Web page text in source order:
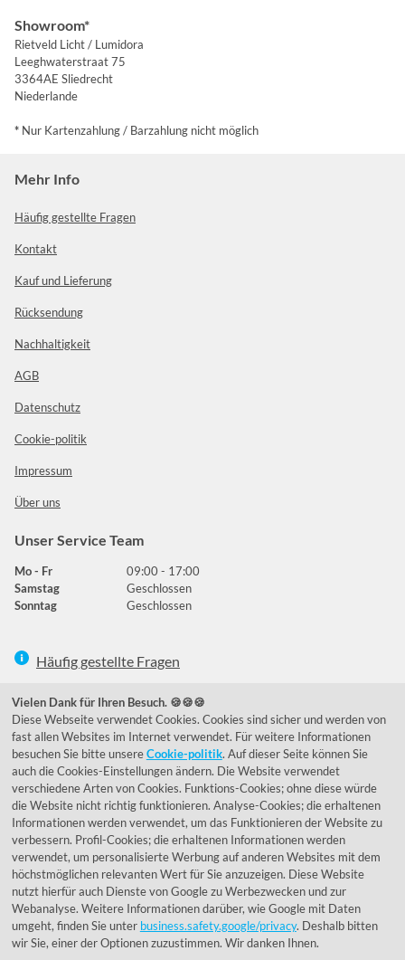
Showroom*
Rietveld Licht / Lumidora
Leeghwaterstraat 75
3364AE Sliedrecht
Niederlande
* Nur Kartenzahlung / Barzahlung nicht möglich
Mehr Info
Häufig gestellte Fragen
Kontakt
Kauf und Lieferung
Rücksendung
Nachhaltigkeit
AGB
Datenschutz
Cookie-politik
Impressum
Über uns
Unser Service Team
Mo - Fr
09:00 - 17:00
Samstag
Geschlossen
Sonntag
Geschlossen
Häufig gestellte Fragen
039292 - 678215
de@lumidora.com
FacebookInstagram
Kundenmeinungen
Exzellent - eKomi.de
Vielen Dank für Ihren Besuch. 🍪🍪🍪
Diese Webseite verwendet Cookies. Cookies sind sicher und werden von
fast allen Websites im Internet verwendet. Für weitere Informationen
besuchen Sie bitte unsereCookie-politik. Auf dieser Seite können Sie
auch die Cookies-Einstellungen ändern. Die Website verwendet
verschiedene Arten von Cookies. Funktions-Cookies; ohne diese würde
die Website nicht richtig funktionieren. Analyse-Cookies; die erhaltenen
Informationen werden verwendet, um das Funktionieren der Website zu
verbessern. Profil-Cookies; die erhaltenen Informationen werden
verwendet, um personalisierte Werbung auf anderen Websites mit dem
höchstmöglichen relevanten Wert für Sie anzuzeigen. Diese Website
nutzt hierfür auch Dienste von Google zu Werbezwecken und zur
Webanalyse. Weitere Informationen darüber, wie Google mit Daten
umgeht, finden Sie unter business.safety.google/privacy. Deshalb bitten
wir Sie, einer der Optionen zuzustimmen. Wir danken Ihnen.